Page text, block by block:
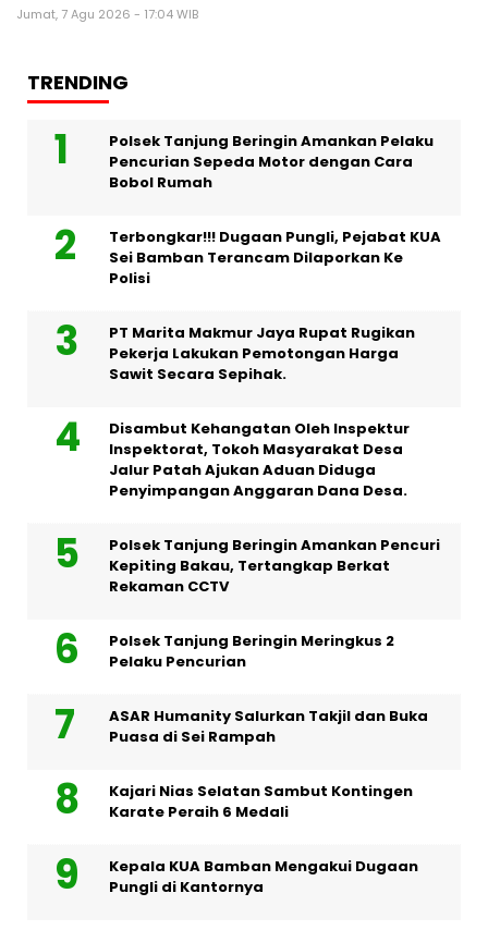
Jumat, 7 Agu 2026 - 17:04 WIB
TRENDING
Polsek Tanjung Beringin Amankan Pelaku
Pencurian Sepeda Motor dengan Cara
Bobol Rumah
Terbongkar!!! Dugaan Pungli, Pejabat KUA
Sei Bamban Terancam Dilaporkan Ke
Polisi
PT Marita Makmur Jaya Rupat Rugikan
Pekerja Lakukan Pemotongan Harga
Sawit Secara Sepihak.
Disambut Kehangatan Oleh Inspektur
Inspektorat, Tokoh Masyarakat Desa
Jalur Patah Ajukan Aduan Diduga
Penyimpangan Anggaran Dana Desa.
Polsek Tanjung Beringin Amankan Pencuri
Kepiting Bakau, Tertangkap Berkat
Rekaman CCTV
Polsek Tanjung Beringin Meringkus 2
Pelaku Pencurian
ASAR Humanity Salurkan Takjil dan Buka
Puasa di Sei Rampah
Kajari Nias Selatan Sambut Kontingen
Karate Peraih 6 Medali
Kepala KUA Bamban Mengakui Dugaan
Pungli di Kantornya